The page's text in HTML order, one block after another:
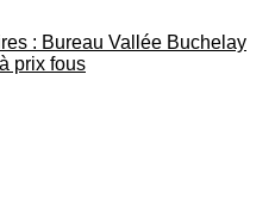
: Bureau Vallée Buchelay
prix fous